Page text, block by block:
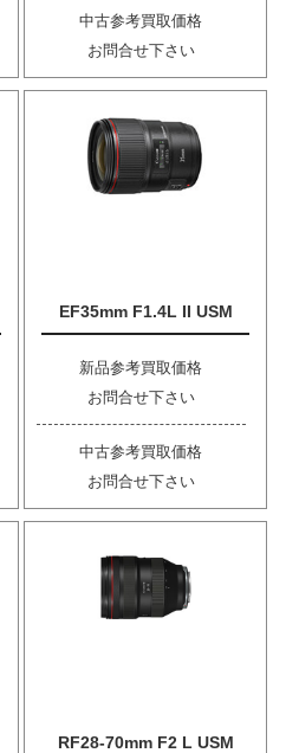
中古参考買取価格
お問合せ下さい
EF35mm F1.4L II USM
新品参考買取価格
お問合せ下さい
中古参考買取価格
お問合せ下さい
RF28-70mm F2 L USM